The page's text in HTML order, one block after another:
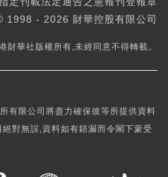
- 2026 財華控股有限公司
財華社版權所有,未經同意不得轉載。
有限公司將盡力確保彼等所提供資料
對無誤,資料如有錯漏而令閣下蒙受